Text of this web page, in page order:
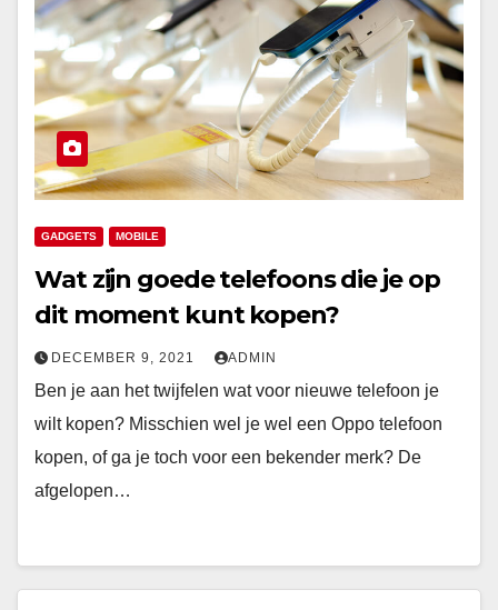
GADGETS MOBILE
Wat zijn goede telefoons die je op
dit moment kunt kopen?
DECEMBER 9, 2021 ADMIN
Ben je aan het twijfelen wat voor nieuwe telefoon je
wilt kopen? Misschien wel je wel een Oppo telefoon
kopen, of ga je toch voor een bekender merk? De
afgelopen…